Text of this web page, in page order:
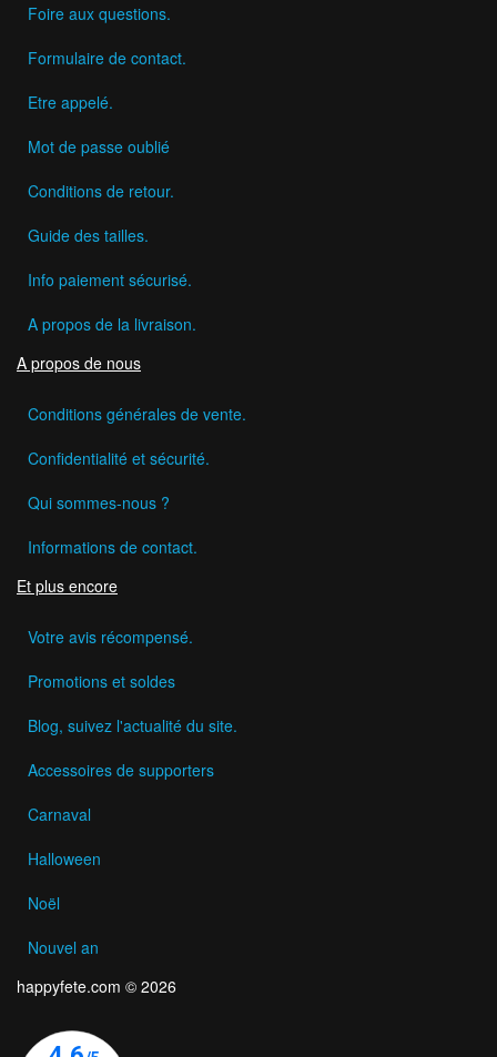
Foire aux questions.
Formulaire de contact.
Etre appelé.
Mot de passe oublié
Conditions de retour.
Guide des tailles.
Info paiement sécurisé.
A propos de la livraison.
A propos de nous
Conditions générales de vente.
Confidentialité et sécurité.
Qui sommes-nous ?
Informations de contact.
Et plus encore
Votre avis récompensé.
Promotions et soldes
Blog, suivez l'actualité du site.
Accessoires de supporters
Carnaval
Halloween
Noël
Nouvel an
happyfete.com © 2026